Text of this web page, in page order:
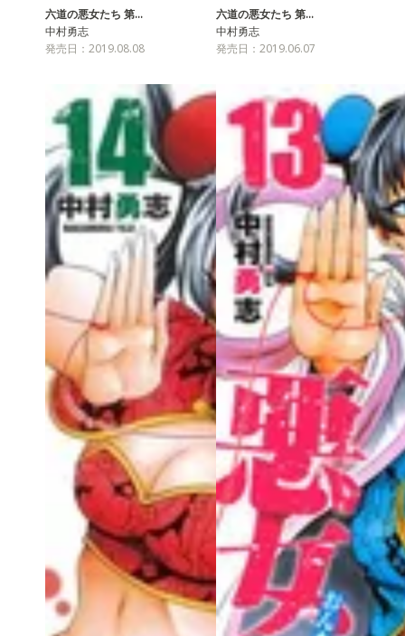
六道の悪女たち 第…
中村勇志
発売日：2019.08.08
六道の悪女たち 第…
中村勇志
発売日：2019.06.07